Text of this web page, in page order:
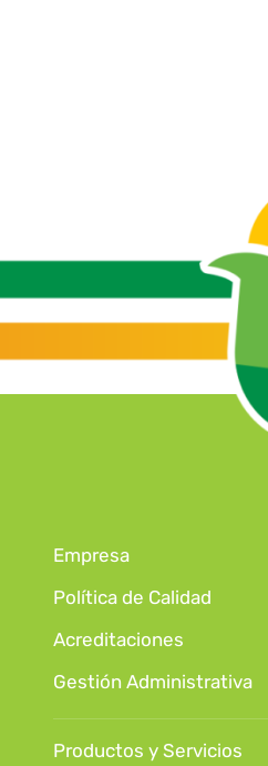
Empresa
Política de Calidad
Acreditaciones
Gestión Administrativa
Productos y Servicios